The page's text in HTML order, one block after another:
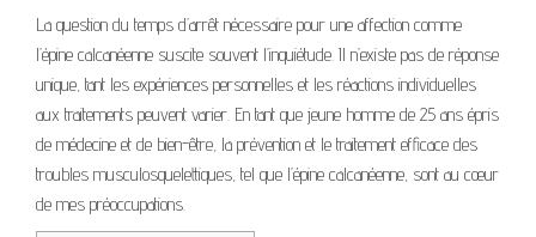
La question du temps d’arrêt nécessaire pour une affection comme
l’épine calcanéenne suscite souvent l’inquiétude. Il n’existe pas de réponse
unique, tant les expériences personnelles et les réactions individuelles
aux traitements peuvent varier. En tant que jeune homme de 25 ans épris
de médecine et de bien-être, la prévention et le traitement efficace des
troubles musculosquelettiques, tel que l’épine calcanéenne, sont au cœur
de mes préoccupations.